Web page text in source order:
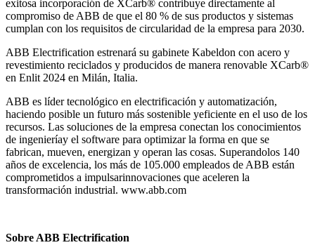
exitosa incorporación de XCarb® contribuye directamente al
compromiso de ABB de que el 80 % de sus productos y sistemas
cumplan con los requisitos de circularidad de la empresa para 2030.
ABB Electrification estrenará su gabinete Kabeldon con acero y
revestimiento reciclados y producidos de manera renovable XCarb®
en Enlit 2024 en Milán, Italia.
ABB es líder tecnológico en electrificación y automatización,
haciendo posible un futuro más sostenible yeficiente en el uso de los
recursos. Las soluciones de la empresa conectan los conocimientos
de ingenieríay el software para optimizar la forma en que se
fabrican, mueven, energizan y operan las cosas. Superandolos 140
años de excelencia, los más de 105.000 empleados de ABB están
comprometidos a impulsarinnovaciones que aceleren la
transformación industrial. www.abb.com
Sobre ABB Electrification